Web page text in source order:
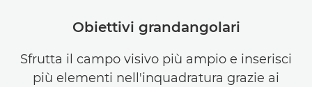
Obiettivi grandangolari
Sfrutta il campo visivo più ampio e inserisci
più elementi nell'inquadratura grazie ai